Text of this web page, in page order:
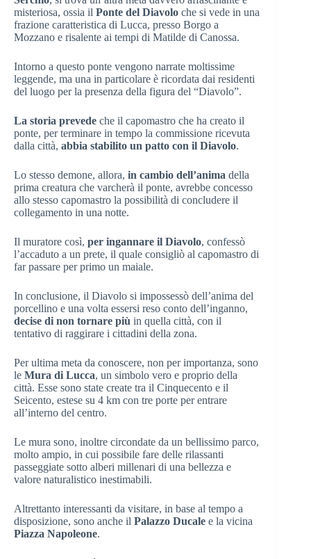
misteriosa, ossia il Ponte del Diavolo che si vede in una
frazione caratteristica di Lucca, presso Borgo a
Mozzano e risalente ai tempi di Matilde di Canossa.
Intorno a questo ponte vengono narrate moltissime
leggende, ma una in particolare è ricordata dai residenti
del luogo per la presenza della figura del “Diavolo”.
La storia prevede che il capomastro che ha creato il
ponte, per terminare in tempo la commissione ricevuta
dalla città, abbia stabilito un patto con il Diavolo.
Lo stesso demone, allora, in cambio dell’anima della
prima creatura che varcherà il ponte, avrebbe concesso
allo stesso capomastro la possibilità di concludere il
collegamento in una notte.
Il muratore così, per ingannare il Diavolo, confessò
l’accaduto a un prete, il quale consigliò al capomastro di
far passare per primo un maiale.
In conclusione, il Diavolo si impossessò dell’anima del
porcellino e una volta essersi reso conto dell’inganno,
decise di non tornare più in quella città, con il
tentativo di raggirare i cittadini della zona.
Per ultima meta da conoscere, non per importanza, sono
le Mura di Lucca, un simbolo vero e proprio della
città. Esse sono state create tra il Cinquecento e il
Seicento, estese su 4 km con tre porte per entrare
all’interno del centro.
Le mura sono, inoltre circondate da un bellissimo parco,
molto ampio, in cui possibile fare delle rilassanti
passeggiate sotto alberi millenari di una bellezza e
valore naturalistico inestimabili.
Altrettanto interessanti da visitare, in base al tempo a
disposizione, sono anche il Palazzo Ducale e la vicina
Piazza Napoleone.